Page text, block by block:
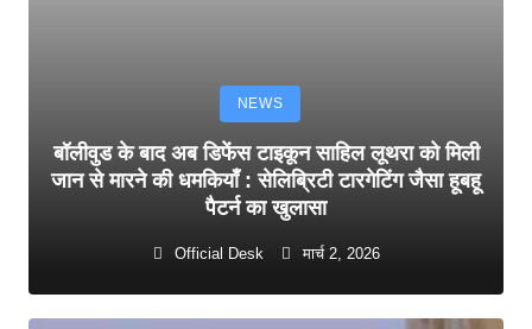
NEWS
बॉलीवुड के बाद अब डिफेंस टाइकून साहिल लूथरा को मिली
जान से मारने की धमकियाँ : सेलिब्रिटी टारगेटिंग जैसा हूबहू
पैटर्न का खुलासा
Official Desk मार्च 2, 2026